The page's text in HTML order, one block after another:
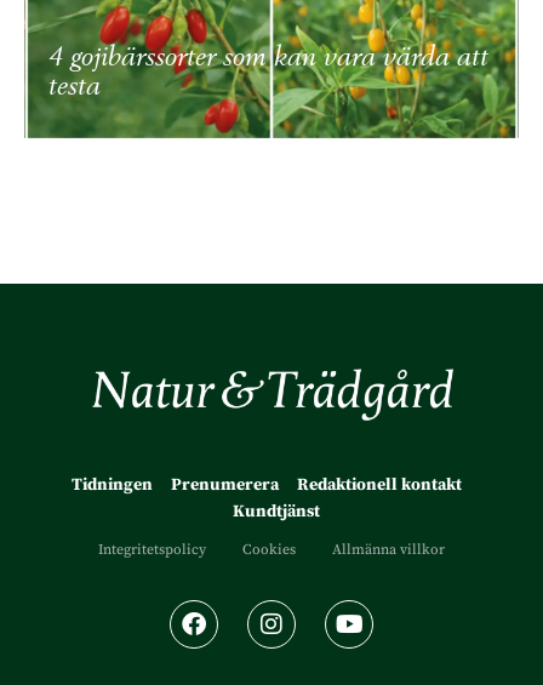
4 gojibärssorter som kan vara värda att
testa
Tidningen Prenumerera
Redaktionell kontakt
Kundtjänst
Integritetspolicy Cookies Allmänna villkor